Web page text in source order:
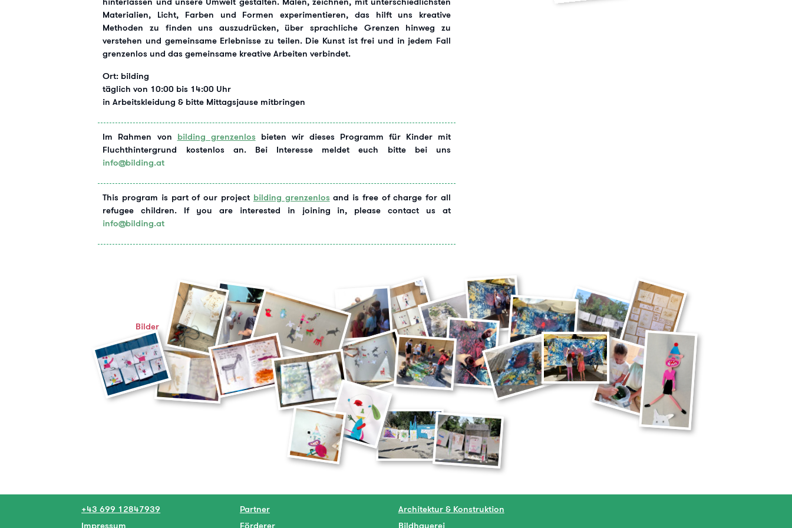
Materialien, Licht, Farben und Formen experimentieren, das hilft uns kreative
Methoden zu finden uns auszudrücken, über sprachliche Grenzen hinweg zu
verstehen und gemeinsame Erlebnisse zu teilen. Die Kunst ist frei und in jedem Fall
grenzenlos und das gemeinsame kreative Arbeiten verbindet.
Ort: bilding
täglich von 10:00 bis 14:00 Uhr
in Arbeitskleidung & bitte Mittagsjause mitbringen
Im Rahmen von bilding grenzenlos bieten wir dieses Programm für Kinder mit
Fluchthintergrund kostenlos an. Bei Interesse meldet euch bitte bei uns
info@bilding.at
This program is part of our project bilding grenzenlos and is free of charge for all
refugee children. If you are interested in joining in, please contact us at
info@bilding.at
Bilder
+43 699 12847939
Impressum
Partner
Förderer
Architektur & Konstruktion
Bildhauerei